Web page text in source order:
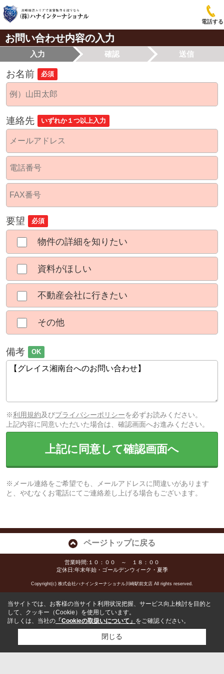
電話する
お問い合わせ内容の入力
入力 確認 送信
お名前 必須
連絡先 いずれか１つ以上入力
要望 必須
物件の詳細を知りたい
資料がほしい
不動産会社に行きたい
その他
備考 OK
※利用規約及びプライバシーポリシーを必ずお読みください。
上記内容に同意いただいた場合は、確認画面へお進みください。
上記に同意して確認画面へ
※メール連絡をご希望でも、メールアドレスに間違いがあります
と、やむなくお電話にてご連絡差し上げる場合もございます。
ページトップに戻る
営業時間:１０：００ ～ １８：００
定休日:年末年始・ゴールデンウィーク・夏季
Copyright(c) 株式会社ハナインターナショナル川崎駅前支店 All rights reserved.
当サイトでは、お客様の当サイト利用状況把握、サービス向上検討を目的と
して、クッキー（Cookie）を使用しています。
詳しくは、当社の 「Cookieの取扱いについて」 をご確認ください。
閉じる